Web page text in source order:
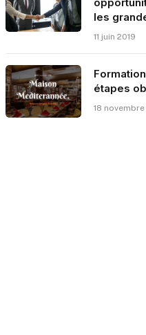
les
11 juin 2019
étapes
18